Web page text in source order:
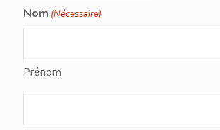
Nom (Nécessaire)
Prénom